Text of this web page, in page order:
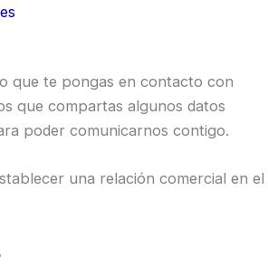
que te pongas en contacto con
que compartas algunos datos
poder comunicarnos contigo.
una relación comercial en el